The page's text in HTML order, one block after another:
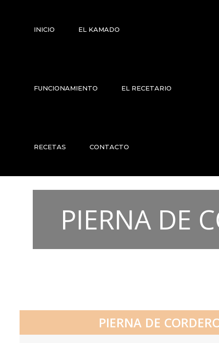
INICIO EL KAMADO
FUNCIONAMIENTO EL RECETARIO
RECETAS CONTACTO
PIERNA DE
PIERNA DE